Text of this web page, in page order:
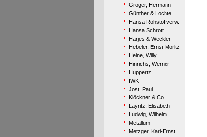
Gröger, Hermann
Günther & Lochte
Hansa Rohstoffverw.
Hansa Schrott
Harjes & Weckler
Hebeler, Ernst-Moritz
Heine, Willy
Hinrichs, Werner
Huppertz
IWK
Jost, Paul
Klöckner & Co.
Layritz, Elisabeth
Ludwig, Wilhelm
Metallum
Metzger, Karl-Ernst